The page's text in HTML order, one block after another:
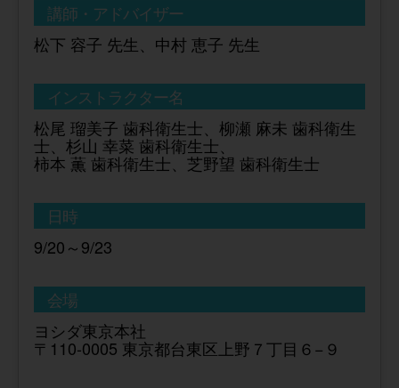
講師・アドバイザー
松下 容子 先生、中村 恵子 先生
インストラクター名
松尾 瑠美子 歯科衛生士、柳瀬 麻未 歯科衛生
士、杉山 幸菜 歯科衛生士、
柿本 薫 歯科衛生士、芝野望 歯科衛生士
日時
9/20～9/23
会場
ヨシダ東京本社
〒110-0005 東京都台東区上野７丁目６−９